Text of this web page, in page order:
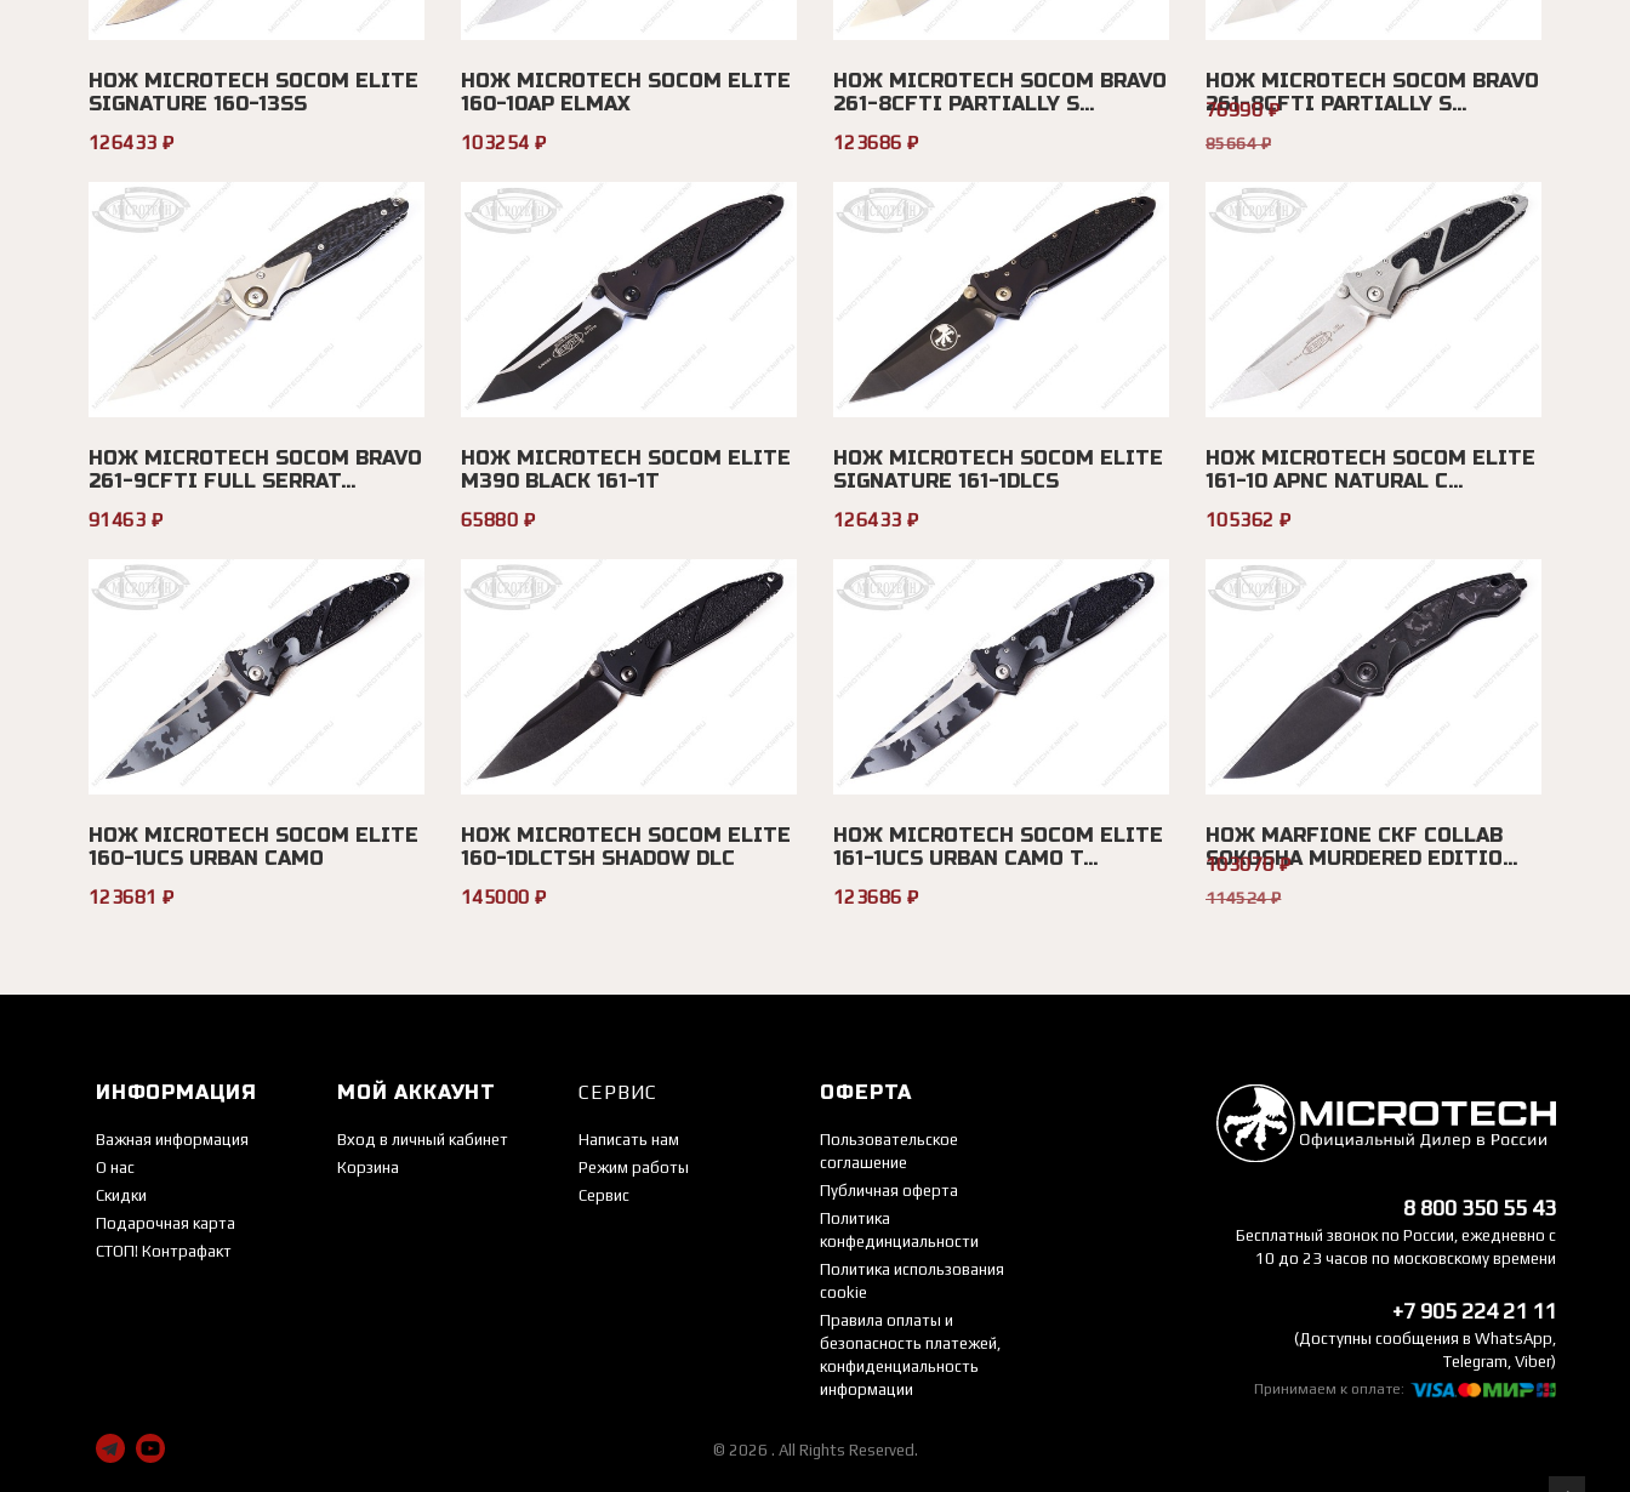
НОЖ MICROTECH SOCOM ELITE
SIGNATURE 160-13SS
126433 ₽
НОЖ MICROTECH SOCOM ELITE
160-10AP ELMAX
103254 ₽
НОЖ MICROTECH SOCOM BRAVO
261-8CFTI PARTIALLY S...
123686 ₽
НОЖ MICROTECH SOCOM BRAVO
261-8CFTI PARTIALLY S...
76990 ₽
85664 ₽
НОЖ MICROTECH SOCOM BRAVO
261-9CFTI FULL SERRAT...
91463 ₽
НОЖ MICROTECH SOCOM ELITE
M390 BLACK 161-1T
65880 ₽
НОЖ MICROTECH SOCOM ELITE
SIGNATURE 161-1DLCS
126433 ₽
НОЖ MICROTECH SOCOM ELITE
161-10 APNC NATURAL C...
105362 ₽
НОЖ MICROTECH SOCOM ELITE
160-1UCS URBAN CAMO
123681 ₽
НОЖ MICROTECH SOCOM ELITE
160-1DLCTSH SHADOW DLC
145000 ₽
НОЖ MICROTECH SOCOM ELITE
161-1UCS URBAN CAMO T...
123686 ₽
НОЖ MARFIONE CKF COLLAB
SOKOSHA MURDERED EDITIO...
103070 ₽
114524 ₽
ИНФОРМАЦИЯ
Важная информация
О нас
Скидки
Подарочная карта
СТОП! Контрафакт
МОЙ АККАУНТ
Вход в личный кабинет
Корзина
СЕРВИС
Написать нам
Режим работы
Сервис
ОФЕРТА
Пользовательское
соглашение
Публичная оферта
Политика
конфединциальности
Политика использования
cookie
Правила оплаты и
безопасность платежей,
конфиденциальность
информации
8 800 350 55 43
Бесплатный звонок по России, ежедневно с
10 до 23 часов по московскому времени
+7 905 224 21 11
(Доступны сообщения в WhatsApp,
Telegram, Viber)
Принимаем к оплате:
© 2026 . All Rights Reserved.